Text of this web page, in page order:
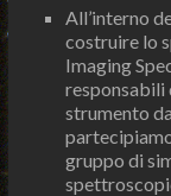
All’interno
costruire lo
Imaging
responsabili
strumento
gruppo di